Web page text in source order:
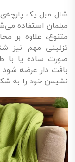
شال مبل یک
مبلمان استفاده
متنوع، علاوه بر
تزئینی مهم نیز
صورت ساده یا با
بافت دار عرضه
نشیمن خود را به